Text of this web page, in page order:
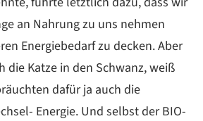
an Nahrung zu uns nehmen
Energiebedarf zu decken. Aber
die Katze in den Schwanz, weiß
dafür ja auch die
Energie. Und selbst der BIO-